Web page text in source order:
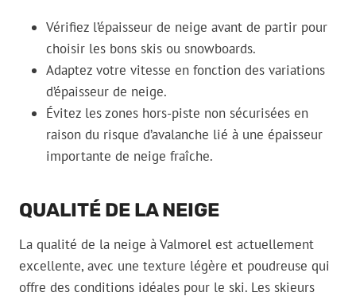
Vérifiez l’épaisseur de neige avant de partir pour
choisir les bons skis ou snowboards.
Adaptez votre vitesse en fonction des variations
d’épaisseur de neige.
Évitez les zones hors-piste non sécurisées en
raison du risque d’avalanche lié à une épaisseur
importante de neige fraîche.
QUALITÉ DE LA NEIGE
La qualité de la neige à Valmorel est actuellement
excellente, avec une texture légère et poudreuse qui
offre des conditions idéales pour le ski. Les skieurs